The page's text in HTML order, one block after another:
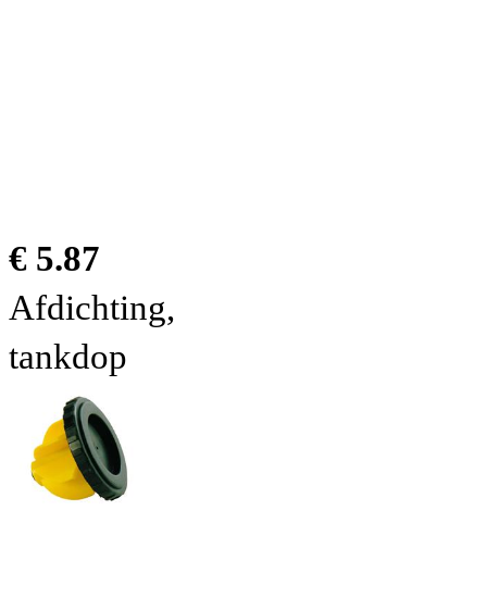
€ 5.87
Afdichting,
tankdop